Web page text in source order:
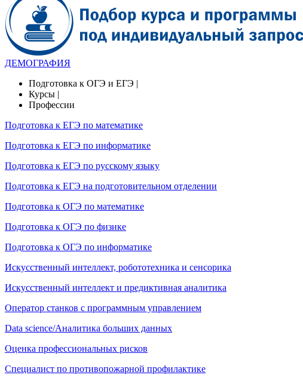
ДЕМОГРАФИЯ
Подготовка к ОГЭ и ЕГЭ |
Курсы |
Профессии
Подготовка к ЕГЭ по математике
Подготовка к ЕГЭ по информатике
Подготовка к ЕГЭ по русскому языку
Подготовка к ЕГЭ на подготовительном отделении
Подготовка к ОГЭ по математике
Подготовка к ОГЭ по физике
Подготовка к ОГЭ по информатике
Искусственный интеллект, робототехника и сенсорика
Искусственный интеллект и предиктивная аналитика
Оператор станков с программным управлением
Data science/Аналитика больших данных
Оценка профессиональных рисков
Специалист по противопожарной профилактике